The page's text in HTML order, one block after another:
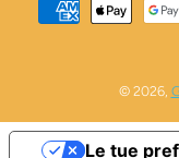
© 2026,
Le tue